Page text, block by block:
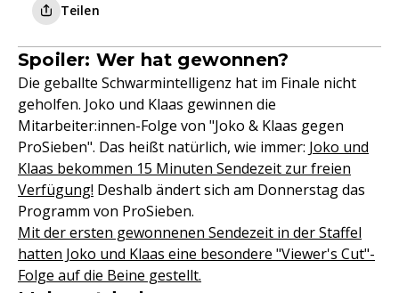
Teilen
Spoiler: Wer hat gewonnen?
Die geballte Schwarmintelligenz hat im Finale nicht
geholfen. Joko und Klaas gewinnen die
Mitarbeiter:innen-Folge von "Joko & Klaas gegen
ProSieben". Das heißt natürlich, wie immer: Joko und
Klaas bekommen 15 Minuten Sendezeit zur freien
Verfügung! Deshalb ändert sich am Donnerstag das
Programm von ProSieben.
Mit der ersten gewonnenen Sendezeit in der Staffel
hatten Joko und Klaas eine besondere "Viewer's Cut"-
Folge auf die Beine gestellt.